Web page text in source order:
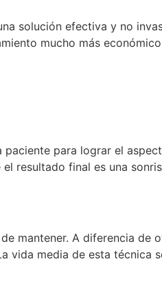
solución efectiva y no
mucho más
para lograr el
resultado final es una
mantener. A diferencia de
vida media de esta técnica